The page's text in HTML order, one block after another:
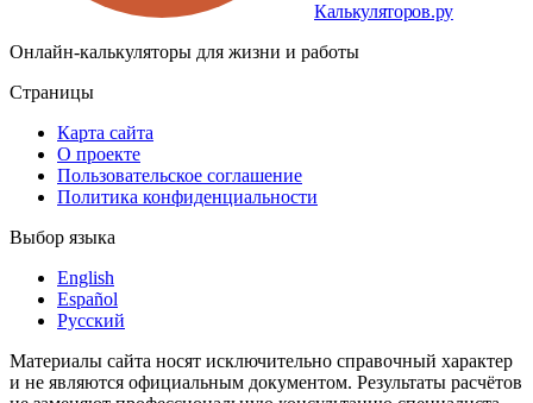
Калькуляторов.ру
Онлайн-калькуляторы для жизни и работы
Страницы
Карта сайта
О проекте
Пользовательское соглашение
Политика конфиденциальности
Выбор языка
English
Español
Русский
Материалы сайта носят исключительно справочный характер
и не являются официальным документом. Результаты расчётов